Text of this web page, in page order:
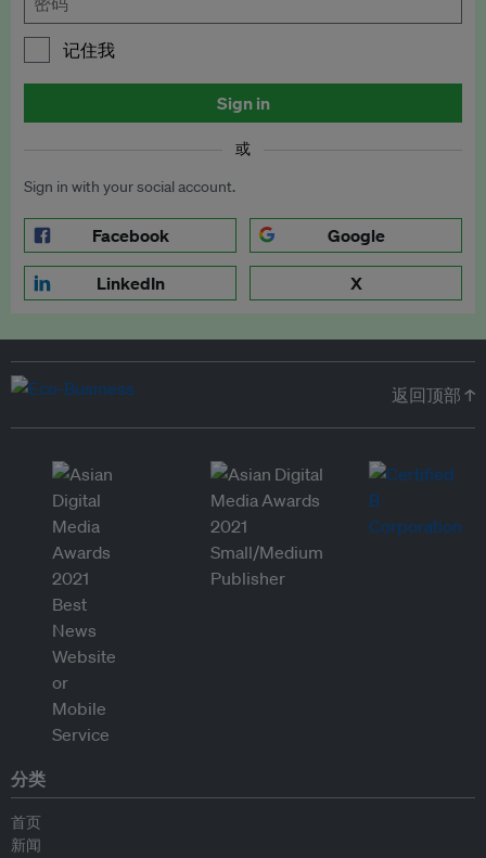
记住我
Sign in
或
Sign in with your social account.
Facebook Google
LinkedIn X
返回顶部 ↑
分类
首页
新闻